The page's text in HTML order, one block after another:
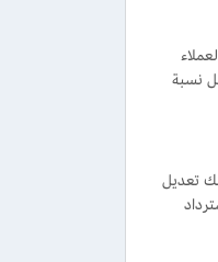
نسبة
تعديل